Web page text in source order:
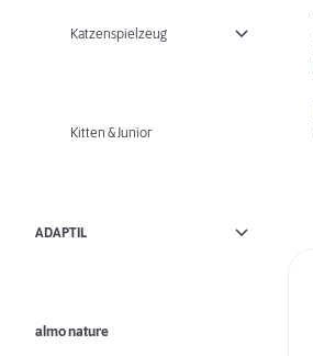
Katzenspielzeug
Kitten & Junior
ADAPTIL
almo nature